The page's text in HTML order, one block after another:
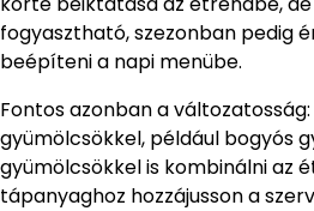
fogyasztható, szezonban pedig
beépíteni a napi menübe.
Fontos azonban a
gyümölcsökkel, például bogyós
gyümölcsökkel is kombinálni az
tápanyaghoz hozzájusson a